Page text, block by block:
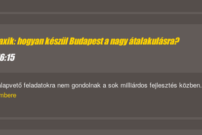
hogyan készül Budapest a nagy átalakulásra?
feladatokra nem gondolnak a sok milliárdos fejlesztés közben.